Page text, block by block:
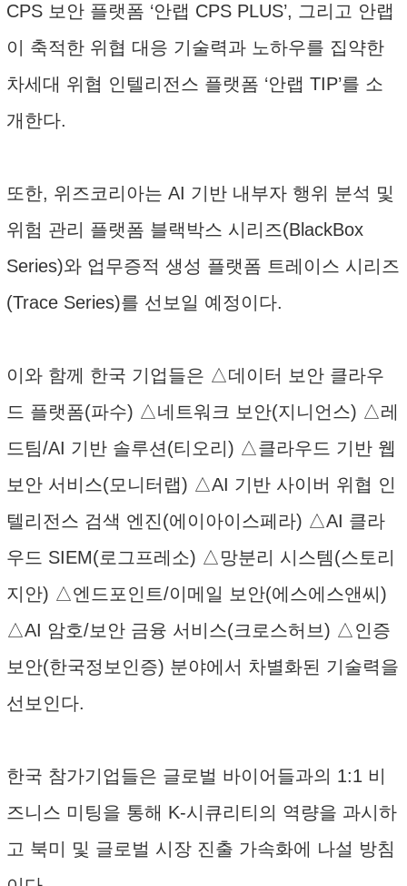
CPS 보안 플랫폼 ‘안랩 CPS PLUS’, 그리고 안랩
이 축적한 위협 대응 기술력과 노하우를 집약한
차세대 위협 인텔리전스 플랫폼 ‘안랩 TIP’를 소
개한다.
또한, 위즈코리아는 AI 기반 내부자 행위 분석 및
위험 관리 플랫폼 블랙박스 시리즈(BlackBox
Series)와 업무증적 생성 플랫폼 트레이스 시리즈
(Trace Series)를 선보일 예정이다.
이와 함께 한국 기업들은 △데이터 보안 클라우
드 플랫폼(파수) △네트워크 보안(지니언스) △레
드팀/AI 기반 솔루션(티오리) △클라우드 기반 웹
보안 서비스(모니터랩) △AI 기반 사이버 위협 인
텔리전스 검색 엔진(에이아이스페라) △AI 클라
우드 SIEM(로그프레소) △망분리 시스템(스토리
지안) △엔드포인트/이메일 보안(에스에스앤씨)
△AI 암호/보안 금융 서비스(크로스허브) △인증
보안(한국정보인증) 분야에서 차별화된 기술력을
선보인다.
한국 참가기업들은 글로벌 바이어들과의 1:1 비
즈니스 미팅을 통해 K-시큐리티의 역량을 과시하
고 북미 및 글로벌 시장 진출 가속화에 나설 방침